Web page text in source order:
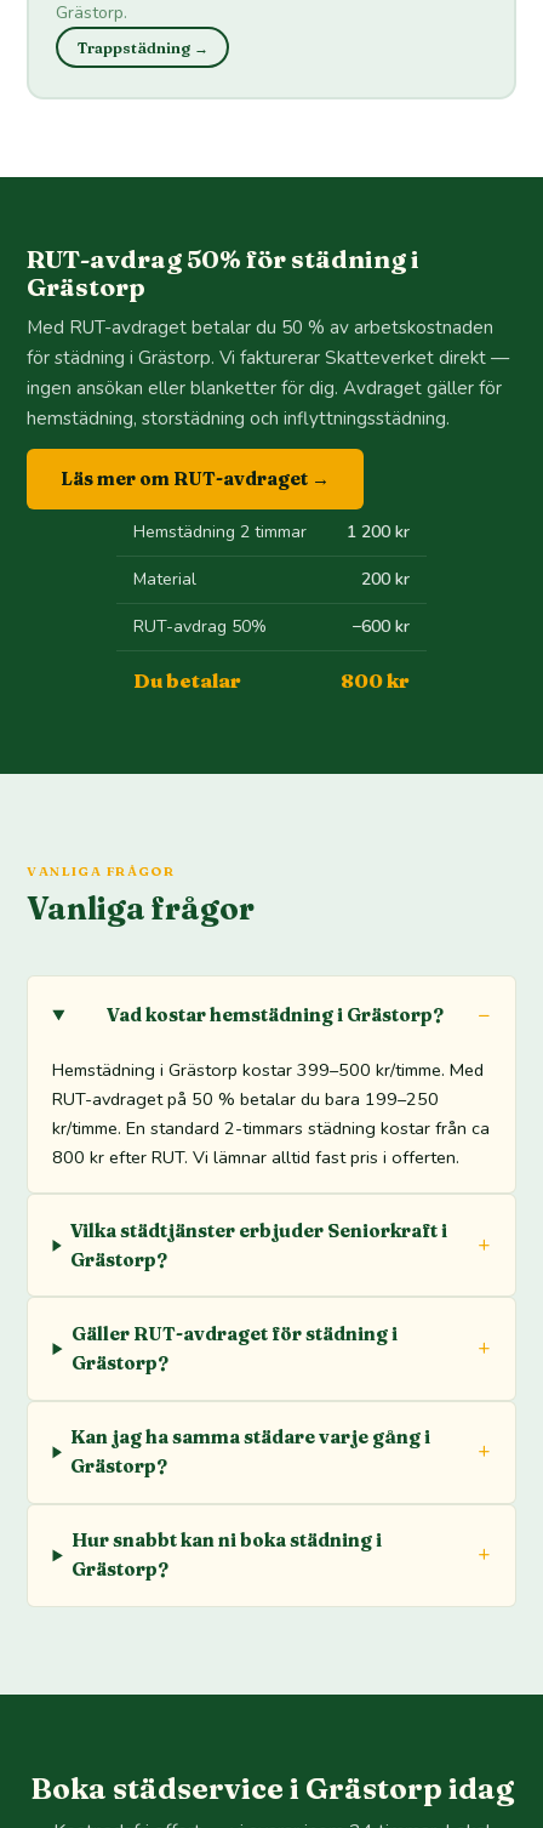
Grästorp.
Trappstädning →
RUT-avdrag 50% för städning i
Grästorp
Med RUT-avdraget betalar du 50 % av arbetskostnaden
för städning i Grästorp. Vi fakturerar Skatteverket direkt —
ingen ansökan eller blanketter för dig. Avdraget gäller för
hemstädning, storstädning och inflyttningsstädning.
Läs mer om RUT-avdraget →
Hemstädning 2 timmar 1 200 kr
Material 200 kr
RUT-avdrag 50% −600 kr
Du betalar 800 kr
VANLIGA FRÅGOR
Vanliga frågor
Vad kostar hemstädning i Grästorp?
Hemstädning i Grästorp kostar 399–500 kr/timme. Med
RUT-avdraget på 50 % betalar du bara 199–250
kr/timme. En standard 2-timmars städning kostar från ca
800 kr efter RUT. Vi lämnar alltid fast pris i offerten.
Vilka städtjänster erbjuder Seniorkraft i
Grästorp?
Gäller RUT-avdraget för städning i
Grästorp?
Kan jag ha samma städare varje gång i
Grästorp?
Hur snabbt kan ni boka städning i
Grästorp?
Boka städservice i Grästorp idag